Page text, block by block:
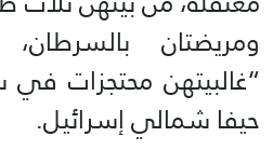
ومريضتان
“غالبيتهن محتجزات
حيفا شمالي إسرائيل.